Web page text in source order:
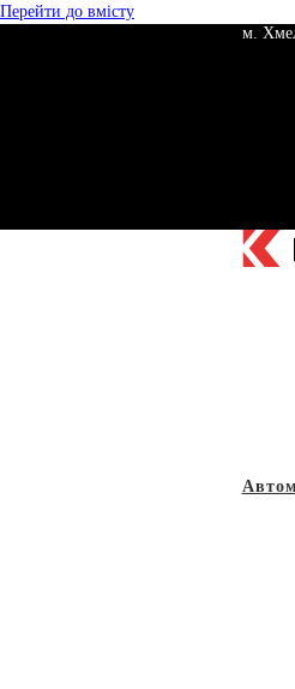
Перейти до вмісту
м.